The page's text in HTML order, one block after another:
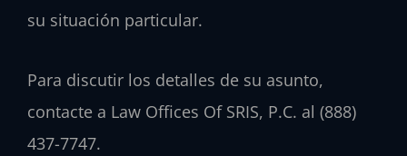
su situación particular.
Para discutir los detalles de su asunto,
contacte a Law Offices Of SRIS, P.C. al (888)
437-7747.